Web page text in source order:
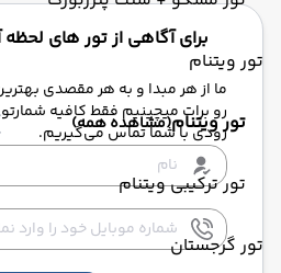
تور ویتنام
تور ویتنام(مشاهده همه)
تور ترکیبی ویتنام
تور گرجستان
برای آگاهی از تور های
ما از هر مبدا و به هر مقصدی
رو برات میچینیم فقط کافیه شمارتو
زودی با شما تماس می‌گیریم.